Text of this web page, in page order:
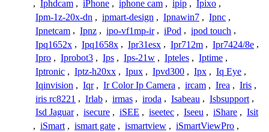
, Iphdcam , iPhone , iphone cam , ipip , Ipixo ,
Ipm-1z-20x-dn , ipmart-design , Ipnawin7 , Ipnc ,
Ipnetcam , Ipnz , ipo-vf1mp-ir , iPod , ipod touch ,
Ipq1652x , Ipq1658x , Ipr31esx , Ipr712m , Ipr7424/8e ,
Ipro , Iprobot3 , Ips , Ips-21w , Ipteles , Iptime ,
Iptronic , Iptz-h20xx , Ipux , Ipvd300 , Ipx , Iq Eye ,
Iqinvision , Iqr , Ir Color Ip Camera , ircam , Irea , Iris ,
iris rc8221 , Irlab , irmas , iroda , Isabeau , Isbsupport ,
Isd Jaguar , isecure , iSEE , iseetec , Iseeu , iShare , Isit
, iSmart , ismart gate , ismartview , iSmartViewPro ,